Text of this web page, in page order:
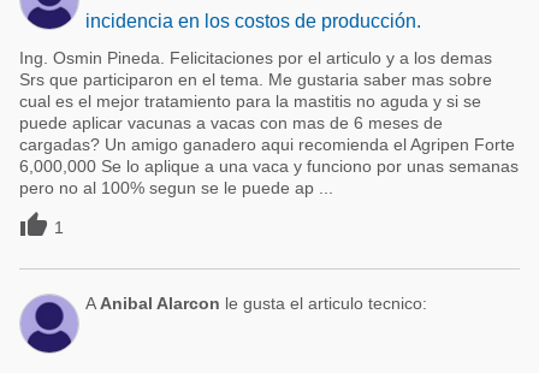
incidencia en los costos de producción.
Ing. Osmin Pineda. Felicitaciones por el articulo y a los demas
Srs que participaron en el tema. Me gustaria saber mas sobre
cual es el mejor tratamiento para la mastitis no aguda y si se
puede aplicar vacunas a vacas con mas de 6 meses de
cargadas? Un amigo ganadero aqui recomienda el Agripen Forte
6,000,000 Se lo aplique a una vaca y funciono por unas semanas
pero no al 100% segun se le puede ap ...
 1
A Anibal Alarcon le gusta el articulo tecnico: